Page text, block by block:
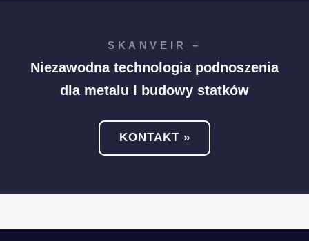
SKANVEIR –
Niezawodna technologia podnoszenia
dla metalu I budowy statków
KONTAKT »